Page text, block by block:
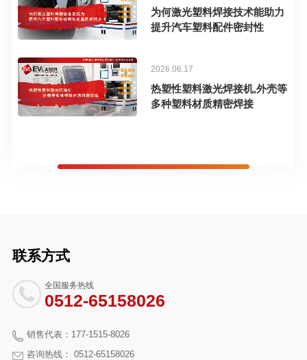
为何激光塑料焊接技术能助力
提升汽车塑料配件密封性
2026.06.17
热塑性塑料激光焊接机,外壳等
多种塑料材质精密焊接
联系方式
全国服务热线
0512-65158026
销售代表：177-1515-8026
咨询热线： 0512-65158026